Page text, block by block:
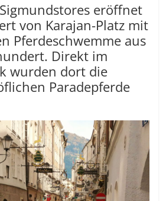
eröffnet
von Karajan-Platz mit
Pferdeschwemme aus
Direkt im
wurden dort die
Paradepferde